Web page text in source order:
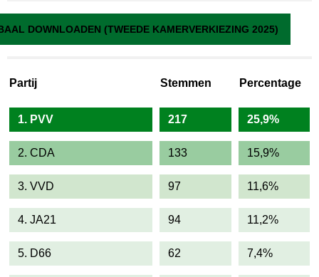
231 Hervormde Kerk Pernis
DOWNLOADEN (TWEEDE KAMERVERKIEZING 2025)
Partij Stemmen Percentage
1. PVV 217 25,9%
2. CDA 133 15,9%
3. VVD 97 11,6%
4. JA21 94 11,2%
5. D66 62 7,4%